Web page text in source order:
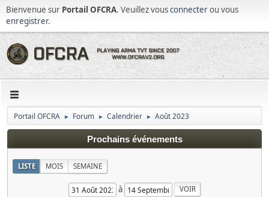
Bienvenue sur Portail OFCRA. Veuillez vousconnecterou vous
enregistrer.
Portail OFCRA ► Forum ► Calendrier ► Août 2023
Prochains événements
LISTE MOIS SEMAINE
à